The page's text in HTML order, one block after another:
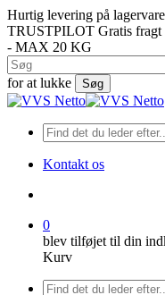
Spring
til
hovedindhold
Hurtig levering på
TRUSTPILOT Gratis
- MAX 20 KG
for at lukke
Søg
Luk
Kontakt os
0
blev tilføjet til din
Kurv
Menu